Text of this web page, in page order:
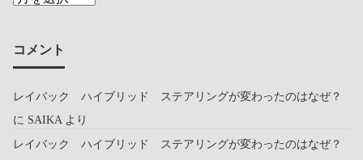
コメント
レイバック ハイブリッド ステアリングが変わったのはなぜ？
に SAIKAより
レイバック ハイブリッド ステアリングが変わったのはなぜ？